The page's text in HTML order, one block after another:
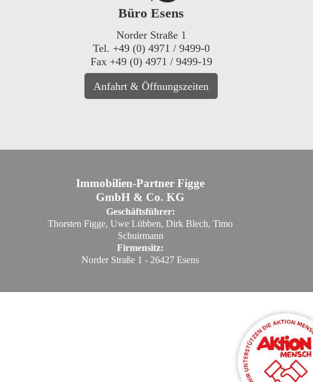
Büro Esens
Norder Straße 1
Tel. +49 (0) 4971 / 9499-0
Fax +49 (0) 4971 / 9499-19
Anfahrt & Öffnungszeiten
Immobilien-Partner Figge
GmbH & Co. KG
Geschäftsführer:
Thorsten Figge, Uwe Lübben, Dirk Blech, Timo
Schuirmann
Firmensitz:
Norder Straße 1 - 26427 Esens